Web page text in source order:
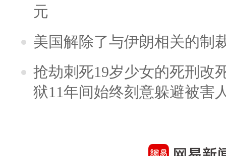
元
美国解除了与伊朗相关的制
抢劫刺死19岁少女的死刑改
狱11年间始终刻意躲避被害